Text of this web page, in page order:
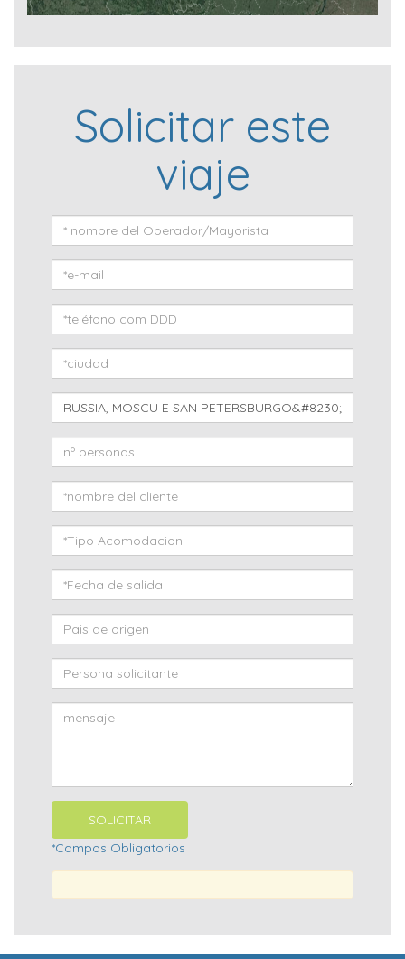
Solicitar este
viaje
*Campos Obligatorios